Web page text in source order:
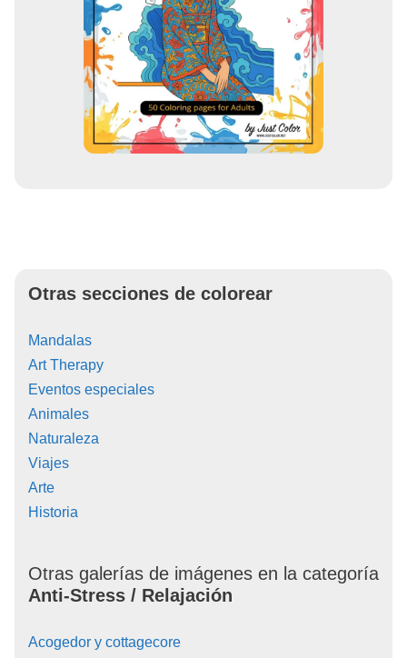
Otras secciones de colorear
Mandalas
Art Therapy
Eventos especiales
Animales
Naturaleza
Viajes
Arte
Historia
Otras galerías de imágenes en la categoría
Anti-Stress / Relajación
Acogedor y cottagecore